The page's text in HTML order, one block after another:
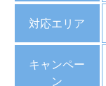
対応エリア
キャンペー
ン